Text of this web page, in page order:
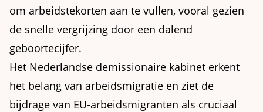
om arbeidstekorten aan te vullen, vooral gezien
de snelle vergrijzing door een dalend
geboortecijfer.
Het Nederlandse demissionaire kabinet erkent
het belang van arbeidsmigratie en ziet de
bijdrage van EU-arbeidsmigranten als cruciaal